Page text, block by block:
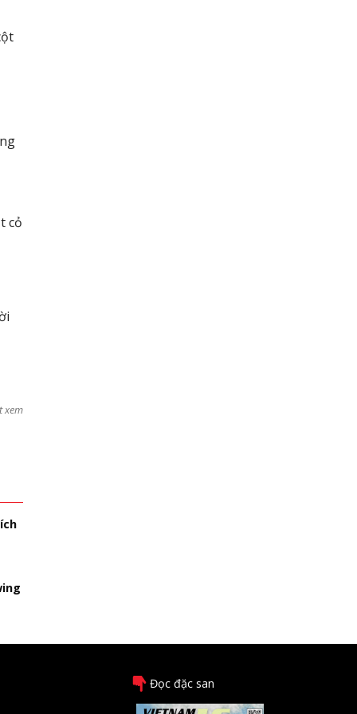
cỏ
xem
Đọc đặc san